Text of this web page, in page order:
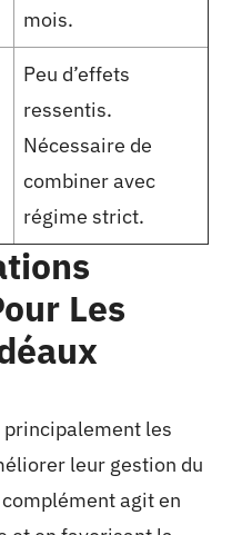
mois.
Peu d’effets
ressentis.
Nécessaire de
combiner avec
régime strict.
Les
les
leur gestion du
agit en